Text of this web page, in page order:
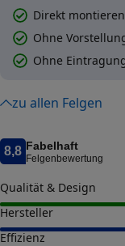
Direkt
Ohne
Ohne
zu allen Felgen
8,8 Fabelhaft
Felgenbewertung
Qualität & Design
Hersteller
Effizienz